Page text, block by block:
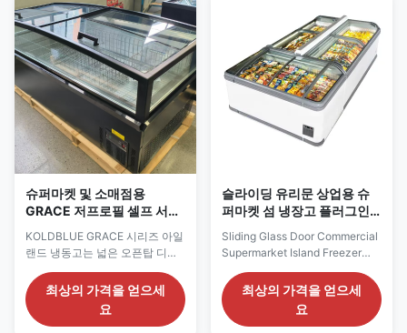
cabinet to operate as a freezer
at -16~-22°C or as a chiller at
0~+6°C, ...
doors move in the up-down
direction . This opening ...
슈퍼마켓 및 소매점용
GRACE 저프로필 셀프 서비
KOLDBLUE GRACE 시리즈 아일
랜드 냉동고는 넓은 오픈탑 디스
스템, 에너지 절약형 냉동 부품을
갖추고 있어 안정적인 냉동 성능
을 유지하면서 탁월한 제품 가시
최상의 가격을 얻으세
요
슬라이딩 유리문 상업용 슈
퍼마켓 섬 냉장고 플러그인
Sliding Glass Door Commercial
Supermarket Island Freezer
VENUS is a commercial island
freezer designed for
supermarkets, grocery stores
최상의 가격을 얻으세
요